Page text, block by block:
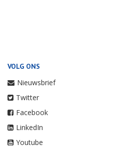
VOLG ONS
Nieuwsbrief
Twitter
Facebook
LinkedIn
Youtube